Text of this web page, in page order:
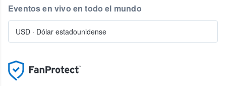
Eventos en vivo en todo el mundo
USD · Dólar estadounidense